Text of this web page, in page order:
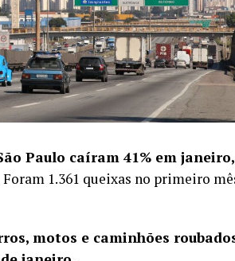
Paulo caíram 41% em janeiro,
Foram 1.361 queixas no primeiro
motos e caminhões